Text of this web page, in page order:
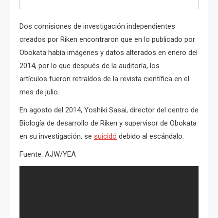
Dos comisiones de investigación independientes
creados por Riken encontraron que en lo publicado por
Obokata había imágenes y datos alterados en enero del
2014, por lo que después de la auditoría, los
artículos fueron retraídos de la revista científica en el
mes de julio.
En agosto del 2014, Yoshiki Sasai, director del centro de
Biología de desarrollo de Riken y supervisor de Obokata
en su investigación, se suicidó debido al escándalo.
Fuente: AJW/YEA